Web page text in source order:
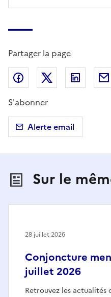
Partager la page
Partager sur Facebook
Partager sur
S'abonner
Alerte email
Sur le
Conjoncture
juillet 2026
Retrouvez les actualités
28 juillet 2026